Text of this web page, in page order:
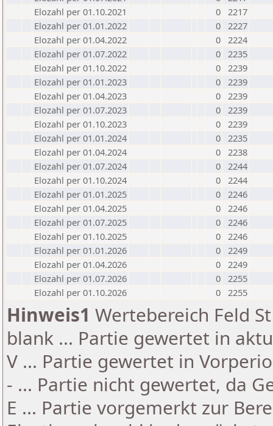
Elozahl per 01.10.2021
0 2217
Elozahl per 01.01.2022
0 2227
Elozahl per 01.04.2022
0 2224
Elozahl per 01.07.2022
0 2235
Elozahl per 01.10.2022
0 2239
Elozahl per 01.01.2023
0 2239
Elozahl per 01.04.2023
0 2239
Elozahl per 01.07.2023
0 2239
Elozahl per 01.10.2023
0 2239
Elozahl per 01.01.2024
0 2235
Elozahl per 01.04.2024
0 2238
Elozahl per 01.07.2024
0 2244
Elozahl per 01.10.2024
0 2244
Elozahl per 01.01.2025
0 2246
Elozahl per 01.04.2025
0 2246
Elozahl per 01.07.2025
0 2246
Elozahl per 01.10.2025
0 2246
Elozahl per 01.01.2026
0 2249
Elozahl per 01.04.2026
0 2249
Elozahl per 01.07.2026
0 2255
Elozahl per 01.10.2026
0 2255
Hinweis1 Wertebereich Feld
blank ... Partie gewertet in
V ... Partie gewertet in
- ... Partie nicht gewertet, da
E ... Partie vorgemerkt zur